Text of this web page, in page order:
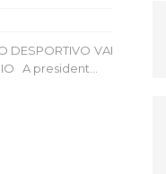
VAI
A president...